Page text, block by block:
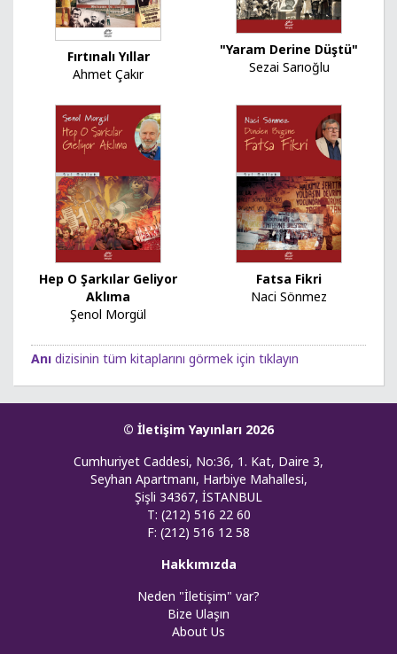
Fırtınalı Yıllar
Ahmet Çakır
"Yaram Derine Düştü"
Sezai Sarıoğlu
Hep O Şarkılar Geliyor
Aklıma
Şenol Morgül
Fatsa Fikri
Naci Sönmez
Anı dizisinin tüm kitaplarını görmek için tıklayın
© İletişim Yayınları 2026
Cumhuriyet Caddesi, No:36, 1. Kat, Daire 3,
Seyhan Apartmanı, Harbiye Mahallesi,
Şişli 34367, İSTANBUL
T: (212) 516 22 60
F: (212) 516 12 58
Hakkımızda
Neden "İletişim" var?
Bize Ulaşın
About Us